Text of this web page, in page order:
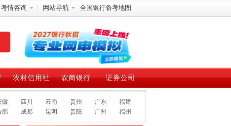
考情咨询 网站导航 全国银行备考地图
农村信用社 农商银行 证券公司
徽 四川 云南 贵州 广东
福建
肥 成都 昆明 贵阳 广州 福州